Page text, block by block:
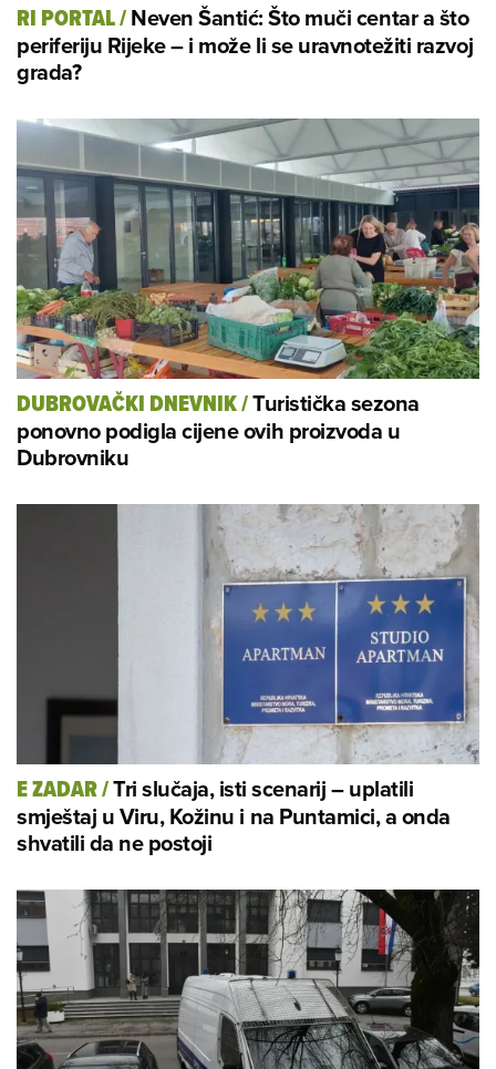
RI PORTAL/Neven Šantić: Što muči centar a što
periferiju Rijeke – i može li se uravnotežiti razvoj
grada?
DUBROVAČKI DNEVNIK/Turistička sezona
ponovno podigla cijene ovih proizvoda u
Dubrovniku
E ZADAR/Tri slučaja, isti scenarij – uplatili
smještaj u Viru, Kožinu i na Puntamici, a onda
shvatili da ne postoji